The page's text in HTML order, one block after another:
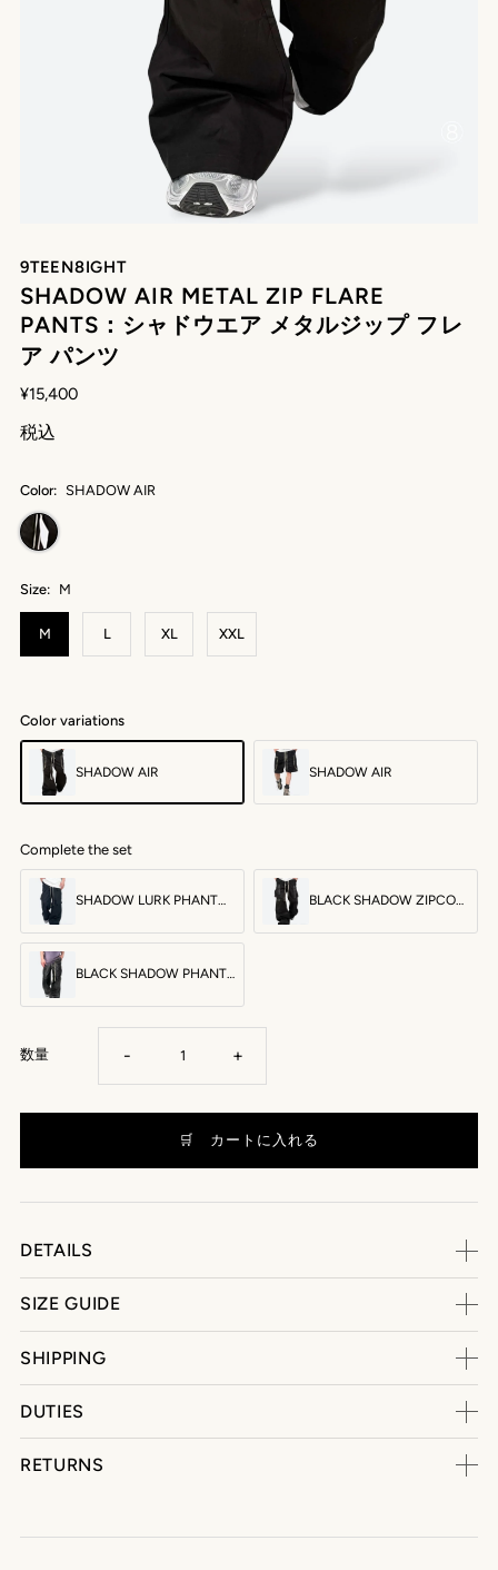
9TEEN8IGHT
SHADOW AIR METAL ZIP FLARE
PANTS：シャドウエア メタルジップ フレ
ア パンツ
¥15,400
税込
Color: SHADOW AIR
Size: M
M L XL XXL
Color variations
SHADOW AIR SHADOW AIR
Complete the set
SHADOW LURK PHANTOM CARGO PANTS：シャドウラークファントムカーゴパンツ BLACK SHADOW ZIPCORD CARGO PANTS：ブラック シャドウ ジップコード カーゴパンツ
BLACK SHADOW PHANTOM CARGO PANTS：ブラックシャドウファントムカーゴパンツ
数量 - +
DETAILS
SIZE GUIDE
SHIPPING
DUTIES
RETURNS